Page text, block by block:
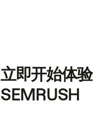
立即开始体验
SEMRUSH